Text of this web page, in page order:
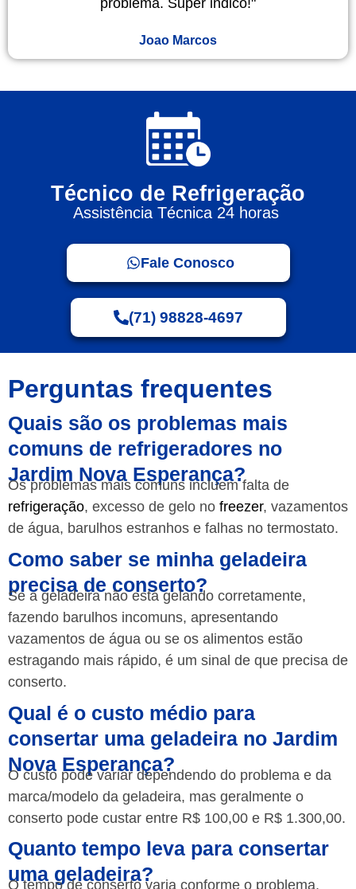
Joao Marcos
Técnico de Refrigeração
Assistência Técnica 24 horas
Fale Conosco
(71) 98828-4697
Perguntas frequentes
Quais são os problemas mais
comuns de refrigeradores no
Jardim Nova Esperança?
Os problemas mais comuns incluem falta de
refrigeração, excesso de gelo no freezer, vazamentos
de água, barulhos estranhos e falhas no termostato.
Como saber se minha geladeira
precisa de conserto?
Se a geladeira não está gelando corretamente,
fazendo barulhos incomuns, apresentando
vazamentos de água ou se os alimentos estão
estragando mais rápido, é um sinal de que precisa de
conserto.
Qual é o custo médio para
consertar uma geladeira no Jardim
Nova Esperança?
O custo pode variar dependendo do problema e da
marca/modelo da geladeira, mas geralmente o
conserto pode custar entre R$ 100,00 e R$ 1.300,00.
Quanto tempo leva para consertar
uma geladeira?
O tempo de conserto varia conforme o problema,